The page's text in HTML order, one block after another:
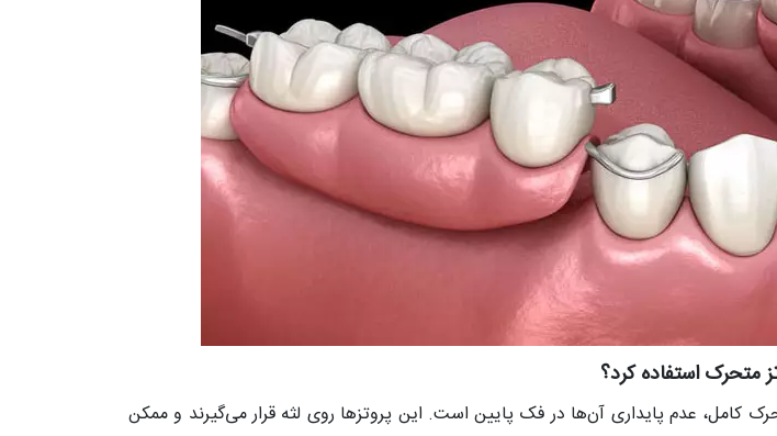
متحرک استفاده کرد؟
کامل، عدم پایداری آن‌ها در فک پایین است. این پروتزها روی لثه قرار می‌گیرند و ممکن